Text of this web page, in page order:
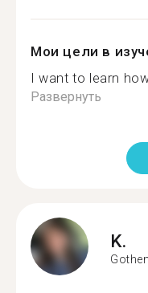
Мои цели в
I want to learn
Развернуть
K.